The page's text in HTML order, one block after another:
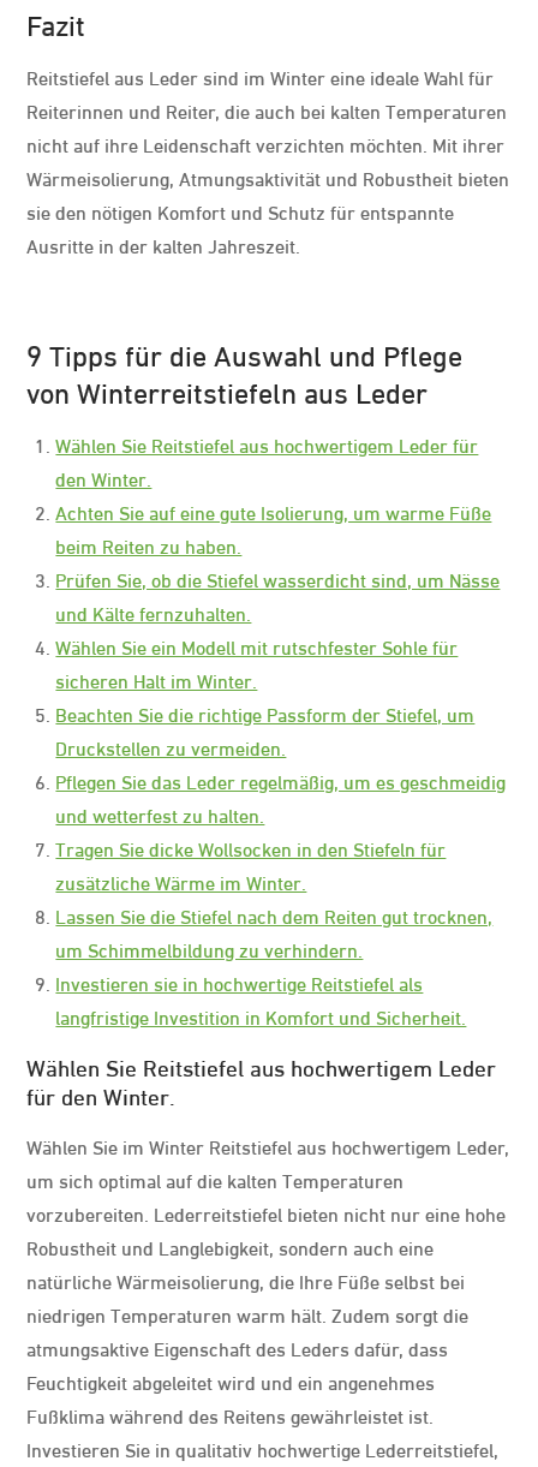
Fazit
Reitstiefel aus Leder sind im Winter eine ideale Wahl für
Reiterinnen und Reiter, die auch bei kalten Temperaturen
nicht auf ihre Leidenschaft verzichten möchten. Mit ihrer
Wärmeisolierung, Atmungsaktivität und Robustheit bieten
sie den nötigen Komfort und Schutz für entspannte
Ausritte in der kalten Jahreszeit.
9 Tipps für die Auswahl und Pflege
von Winterreitstiefeln aus Leder
Wählen Sie Reitstiefel aus hochwertigem Leder für
den Winter.
Achten Sie auf eine gute Isolierung, um warme Füße
beim Reiten zu haben.
Prüfen Sie, ob die Stiefel wasserdicht sind, um Nässe
und Kälte fernzuhalten.
Wählen Sie ein Modell mit rutschfester Sohle für
sicheren Halt im Winter.
Beachten Sie die richtige Passform der Stiefel, um
Druckstellen zu vermeiden.
Pflegen Sie das Leder regelmäßig, um es geschmeidig
und wetterfest zu halten.
Tragen Sie dicke Wollsocken in den Stiefeln für
zusätzliche Wärme im Winter.
Lassen Sie die Stiefel nach dem Reiten gut trocknen,
um Schimmelbildung zu verhindern.
Investieren sie in hochwertige Reitstiefel als
langfristige Investition in Komfort und Sicherheit.
Wählen Sie Reitstiefel aus hochwertigem Leder
für den Winter.
Wählen Sie im Winter Reitstiefel aus hochwertigem Leder,
um sich optimal auf die kalten Temperaturen
vorzubereiten. Lederreitstiefel bieten nicht nur eine hohe
Robustheit und Langlebigkeit, sondern auch eine
natürliche Wärmeisolierung, die Ihre Füße selbst bei
niedrigen Temperaturen warm hält. Zudem sorgt die
atmungsaktive Eigenschaft des Leders dafür, dass
Feuchtigkeit abgeleitet wird und ein angenehmes
Fußklima während des Reitens gewährleistet ist.
Investieren Sie in qualitativ hochwertige Lederreitstiefel,